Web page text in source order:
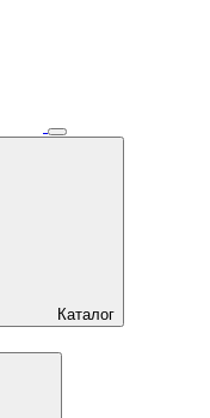
Каталог